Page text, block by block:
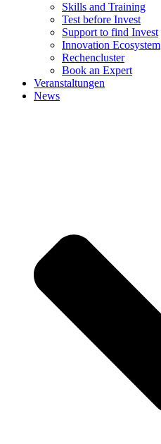
Skills and Training
Test before Invest
Support to find Invest
Innovation Ecosystem
Rechencluster​
Book an Expert
Veranstaltungen
News